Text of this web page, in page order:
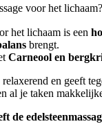
voor het lichaam?
het lichaam is een
brengt.
Carneool en
relaxerend en geeft
al je taken
de